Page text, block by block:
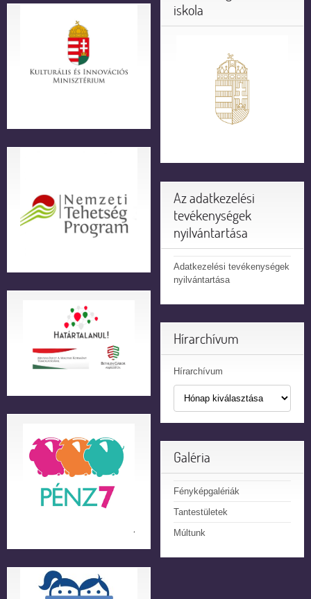
iskola
Az adatkezelési
tevékenységek
nyilvántartása
Adatkezelési tevékenységek
nyilvántartása
Hírarchívum
Hírarchívum
Galéria
Fényképgalériák
Tantestületek
Múltunk